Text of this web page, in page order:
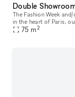
Double
The Fashion Week
in the heart of Paris,
curated presentations
75 m2